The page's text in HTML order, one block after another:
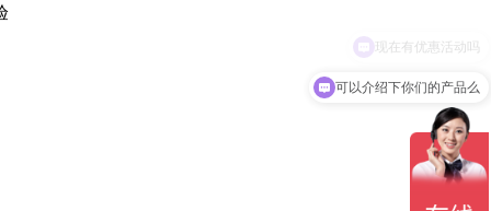
可以介绍下你们的产品么